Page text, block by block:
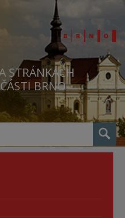
STRÁNKÁCH
BRNO